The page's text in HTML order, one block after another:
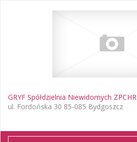
GRYF Spółdzielnia Niewidomych ZPCHR
ul. Fordońska 30 85-085 Bydgoszcz